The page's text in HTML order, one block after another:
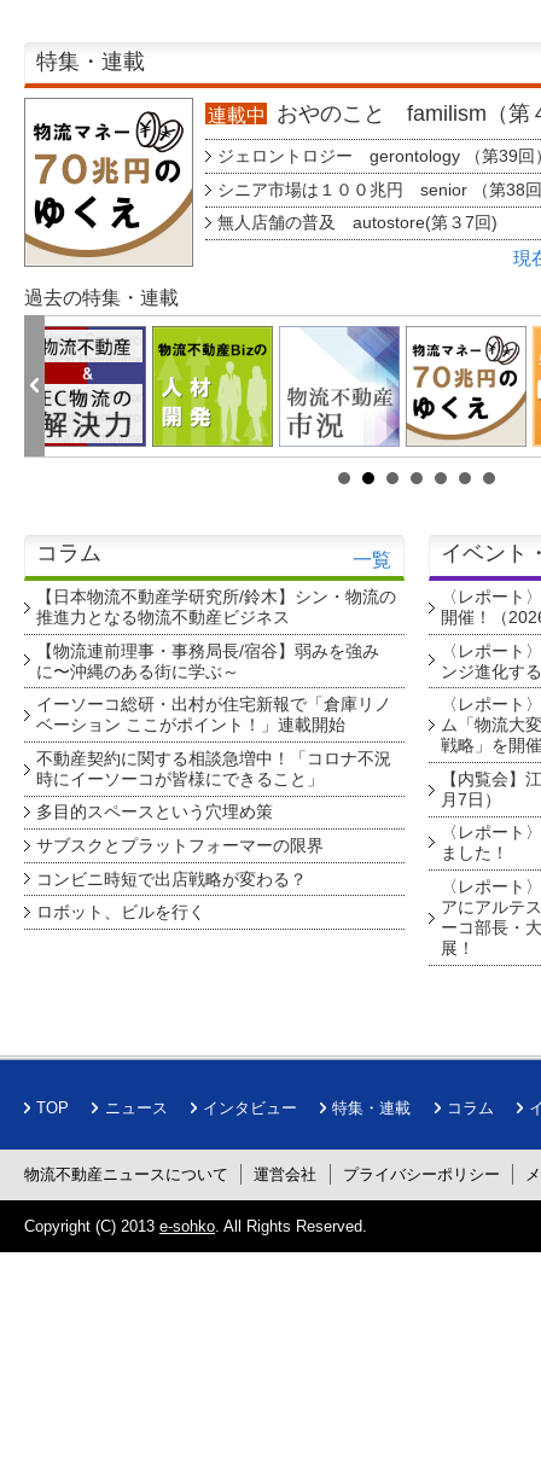
特集・連載
連載中 おやのこと familism（第
ジェロントロジー gerontology （第39回
シニア市場は１００兆円 senior （第38
無人店舗の普及 autostore(第３7回)
現
過去の特集・連載
コラム 一覧
【日本物流不動産学研究所/鈴木】シン・物流の
推進力となる物流不動産ビジネス
【物流連前理事・事務局長/宿谷】弱みを強み
に〜沖縄のある街に学ぶ～
イーソーコ総研・出村が住宅新報で「倉庫リノ
ベーション ここがポイント！」連載開始
不動産契約に関する相談急増中！「コロナ不況
時にイーソーコが皆様にできること」
多目的スペースという穴埋め策
サブスクとプラットフォーマーの限界
コンビニ時短で出店戦略が変わる？
ロボット、ビルを行く
イベント
〈レポート
開催！（
〈レポート
ンジ進化す
〈レポート
ム「物流大
戦略」を開
【内覧会】
月7日）
〈レポート
ました！
〈レポート
アにアルテ
ーコ部長・
展！
TOP ニュース インタビュー 特集・連載 コラム
物流不動産ニュースについて 運営会社 プライバシーポリシー
Copyright (C) 2013 e-sohko. All Rights Reserved.